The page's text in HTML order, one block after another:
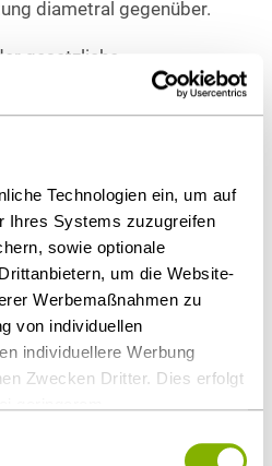
Technologien ein, um auf
Ihres Systems zuzugreifen
sowie optionale
um die Website-
Werbemaßnahmen zu
von individuellen
individuellere Werbung
Zwecken Dritter. Dies erfolgt
staatlichen Zugriffs &
diametral gegenüber.
gesetzliche
könnten (im vorliegenden
rechtfertigen. Die dem
könne der Kläger über
frei verfügen, da er nur von
Werkstätten aufsuchen
Smartphones sei gar
des gesetzlichen